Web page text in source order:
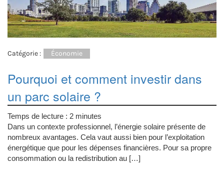
Catégorie : Économie
Pourquoi et comment investir dans
un parc solaire ?
Temps de lecture : 2 minutes
Dans un contexte professionnel, l’énergie solaire présente de
nombreux avantages. Cela vaut aussi bien pour l’exploitation
énergétique que pour les dépenses financières. Pour sa propre
consommation ou la redistribution au […]